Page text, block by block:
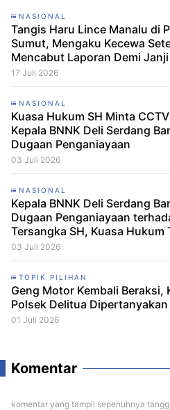
NASIONAL
Tangis Haru Lince Manalu di
Sumut, Mengaku Kecewa
Mencabut Laporan Demi
Dibebaskan
17 Juli 2026
NASIONAL
Kuasa Hukum SH Minta
Kepala BNNK Deli Serdang
Dugaan Penganiayaan
03 Juli 2026
NASIONAL
Kepala BNNK Deli Serdang
Dugaan Penganiayaan
Tersangka SH, Kuasa Hukum
Minta CCTV Dibuka
03 Juli 2026
TOPIK PILIHAN
Geng Motor Kembali Beraksi,
Polsek Delitua Dipertanyakan
01 Juli 2026
Komentar
komentar yang tampil sepenuhnya